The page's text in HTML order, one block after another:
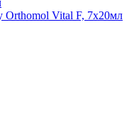
Orthomol Vital F, 7х20мл